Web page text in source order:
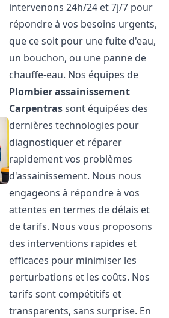
intervenons 24h/24 et 7j/7 pour
répondre à vos besoins urgents,
que ce soit pour une fuite d'eau,
un bouchon, ou une panne de
chauffe-eau. Nos équipes de
Plombier assainissement
Carpentrassont équipées des
dernières technologies pour
diagnostiquer et réparer
rapidement vos problèmes
d'assainissement. Nous nous
engageons à répondre à vos
attentes en termes de délais et
de tarifs. Nous vous proposons
des interventions rapides et
efficaces pour minimiser les
perturbations et les coûts. Nos
tarifs sont compétitifs et
transparents, sans surprise. En